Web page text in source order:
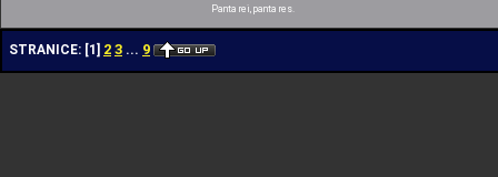
Panta rei, panta res.
STRANICE: [1 ] 2 3 ... 9